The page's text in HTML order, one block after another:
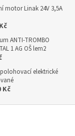
motor Linak 24V 3,5A
ANTI-TROMBO
1 AG OŠ lem2
elektrické
Kč